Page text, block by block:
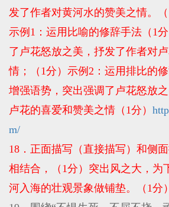
发了作者对黄河水的赞美之情。（
示例1：运用比喻的修辞手法（1
了卢花怒放之美，抒发了作者对
情；（1分）示例2：运用排比的修
增强语势，突出强调了卢花怒放
卢花的喜爱和赞美之情（1分）
m/
18．正面描写（直接描写）和侧面
相结合，（1分）突出风之大，为
河入海的壮观景象做铺垫。（1分）